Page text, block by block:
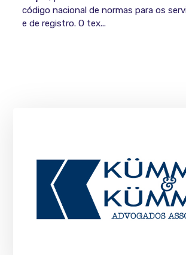
código nacional de normas para os
e de registro. O tex...